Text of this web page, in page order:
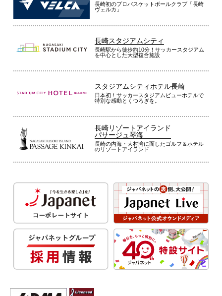
長崎初のプロバスケットボールクラブ「長崎
ヴェルカ」
長崎スタジアムシティ
長崎駅から徒歩約10分！サッカースタジアム
を中心とした大型複合施設
スタジアムシティホテル長崎
日本初！サッカースタジアムビューホテルで
特別な感動とくつろぎを。
長崎リゾートアイランド
パサージュ琴海
長崎の内海・大村湾に面したゴルフ＆ホテル
のリゾートアイランド